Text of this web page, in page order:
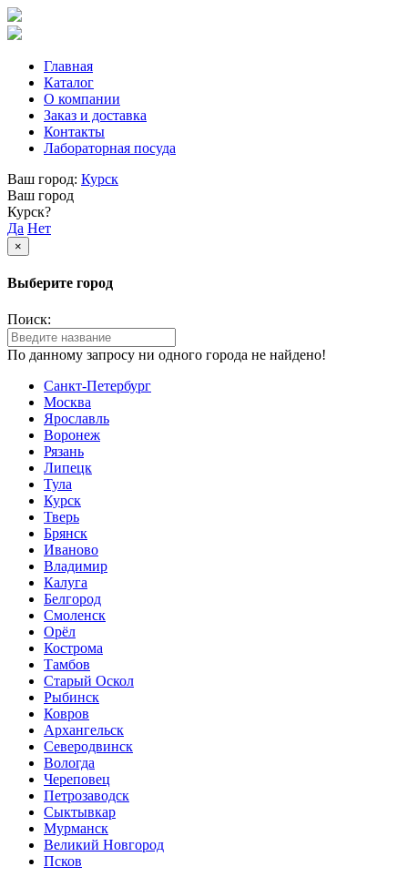
Главная
Каталог
О компании
Заказ и доставка
Контакты
Лабораторная посуда
Ваш город: Курск
Ваш город
Курск?
Да Нет
×
Выберите город
Поиск:
По данному запросу ни одного города не найдено!
Санкт-Петербург
Москва
Ярославль
Воронеж
Рязань
Липецк
Тула
Курск
Тверь
Брянск
Иваново
Владимир
Калуга
Белгород
Смоленск
Орёл
Кострома
Тамбов
Старый Оскол
Рыбинск
Ковров
Архангельск
Северодвинск
Вологда
Череповец
Петрозаводск
Сыктывкар
Мурманск
Великий Новгород
Псков